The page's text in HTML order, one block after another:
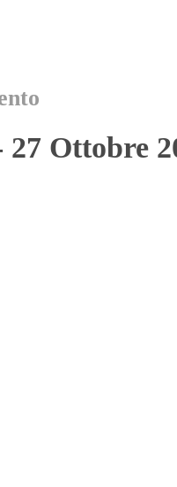
Ottobre